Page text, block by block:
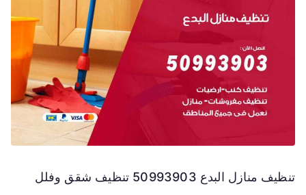
تنظيف منازل البدع 50993903 تنظيف شقق وفلل